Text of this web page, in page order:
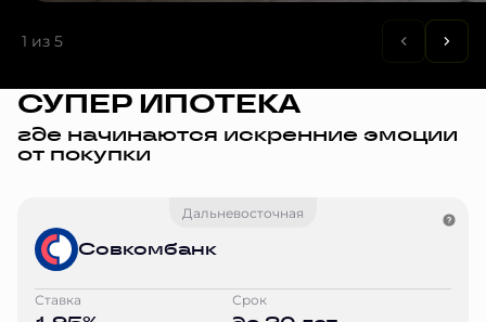
1 из 5
СУПЕР ИПОТЕКА
где начинаются искренние эмоции
от покупки
Дальневосточная
Совкомбанк
Ставка Срок